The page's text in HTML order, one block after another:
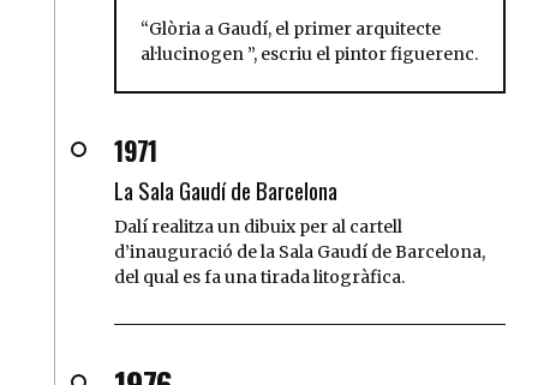
Glòria a Gaudí, el primer arquitecte
al·lucinogen , escriu el pintor figuerenc.
1971
La Sala Gaudí de Barcelona
Dalí realitza un dibuix per al cartell
d’inauguració de la Sala Gaudí de Barcelona,
del qual es fa una tirada litogràfica.